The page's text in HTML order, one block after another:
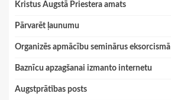
Kristus Augstā Priestera amats
Pārvarēt ļaunumu
Organizēs apmācību seminārus eksorcismā
Baznīcu apzagšanai izmanto internetu
Augstprātības posts